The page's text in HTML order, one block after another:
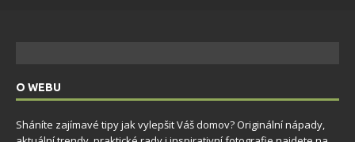
O WEBU
Sháníte zajímavé tipy jak vylepšit Váš domov? Originální nápady,